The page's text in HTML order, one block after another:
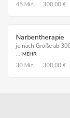
45 Min. 300,00 €
Narbentherapie
je nach Größe ab
... MEHR
30 Min. 300,00 €